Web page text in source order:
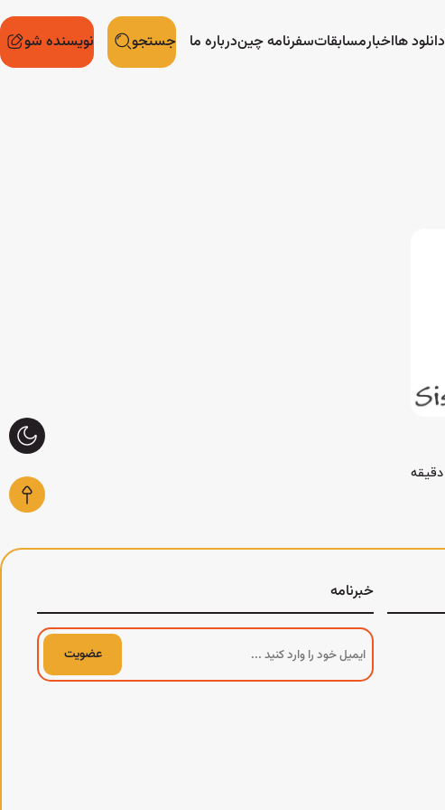
دانلود هااخبارمسابقاتسفرنامه چیندرباره ما جستجو نویسنده شو
خبرنامه
عضویت